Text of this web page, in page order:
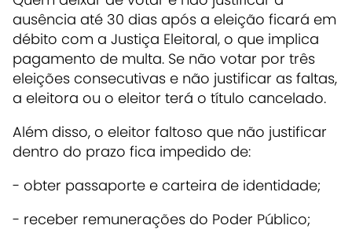
ausência até 30 dias após a eleição ficará em
débito com a Justiça Eleitoral, o que implica
pagamento de multa. Se não votar por três
eleições consecutivas e não justificar as faltas,
a eleitora ou o eleitor terá o título cancelado.
Além disso, o eleitor faltoso que não justificar
dentro do prazo fica impedido de:
- obter passaporte e carteira de identidade;
- receber remunerações do Poder Público;